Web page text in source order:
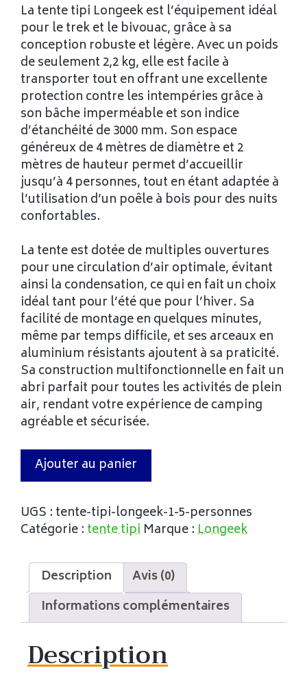
La tente tipi Longeek est l’équipement idéal
pour le trek et le bivouac, grâce à sa
conception robuste et légère. Avec un poids
de seulement 2,2 kg, elle est facile à
transporter tout en offrant une excellente
protection contre les intempéries grâce à
son bâche imperméable et son indice
d’étanchéité de 3000 mm. Son espace
généreux de 4 mètres de diamètre et 2
mètres de hauteur permet d’accueillir
jusqu’à 4 personnes, tout en étant adaptée à
l’utilisation d’un poêle à bois pour des nuits
confortables.
La tente est dotée de multiples ouvertures
pour une circulation d’air optimale, évitant
ainsi la condensation, ce qui en fait un choix
idéal tant pour l’été que pour l’hiver. Sa
facilité de montage en quelques minutes,
même par temps difficile, et ses arceaux en
aluminium résistants ajoutent à sa praticité.
Sa construction multifonctionnelle en fait un
abri parfait pour toutes les activités de plein
air, rendant votre expérience de camping
agréable et sécurisée.
Ajouter au panier
UGS : tente-tipi-longeek-1-5-personnes
Catégorie :tente tipi Marque :Longeek
Description
Avis (0)
Informations complémentaires
Description